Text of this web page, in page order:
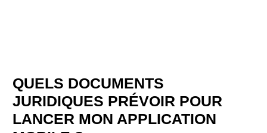
QUELS DOCUMENTS
JURIDIQUES PRÉVOIR POUR
LANCER MON APPLICATION